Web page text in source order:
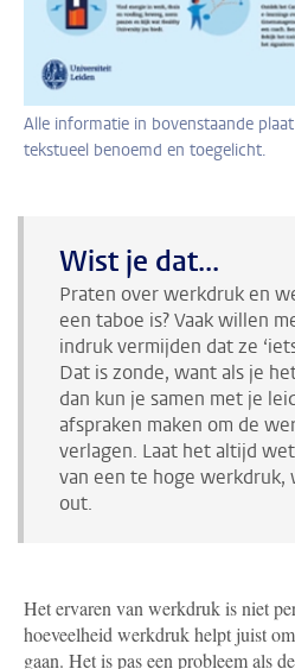
Alle informatie in bovenstaande
tekstueel benoemd en toegelicht.
Wist je dat...
Praten over werkdruk en
een taboe is? Vaak willen
indruk vermijden dat ze
Dat is zonde, want als je
dan kun je samen met je
afspraken maken om de
verlagen. Laat het altijd
van een te hoge werkdruk,
out.
Het ervaren van werkdruk is niet
hoeveelheid werkdruk helpt juist
gaan. Het is pas een probleem als